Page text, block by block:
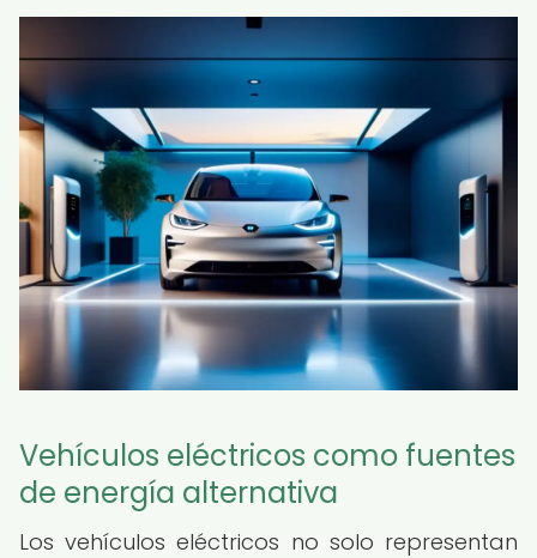
Vehículos eléctricos como fuentes
de energía alternativa
Los vehículos eléctricos no solo representan